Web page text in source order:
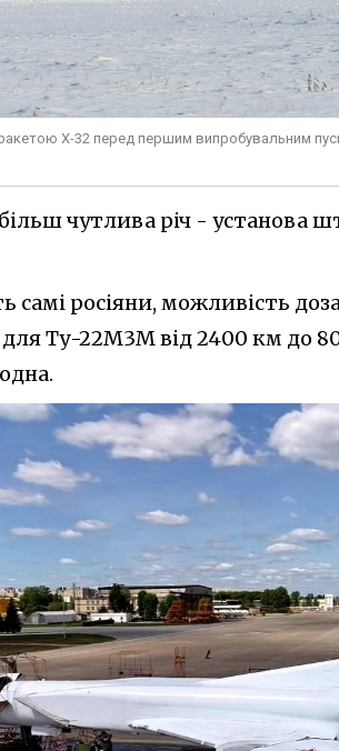
Х-32 перед першим випробувальним
чутлива річ - установа
самі росіяни, можливість
для Ту-22М3М від 2400 км до